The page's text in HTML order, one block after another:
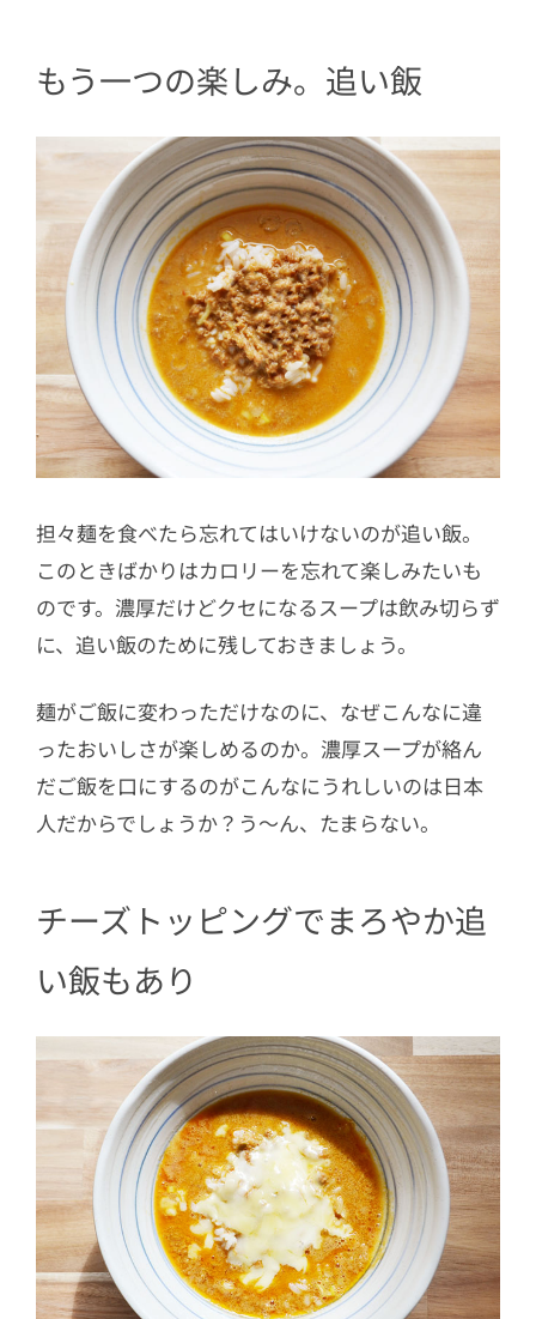
もう一つの楽しみ。追い飯
担々麺を食べたら忘れてはいけないのが追い飯。
このときばかりはカロリーを忘れて楽しみたいも
のです。濃厚だけどクセになるスープは飲み切らず
に、追い飯のために残しておきましょう。
麺がご飯に変わっただけなのに、なぜこんなに違
ったおいしさが楽しめるのか。濃厚スープが絡ん
だご飯を口にするのがこんなにうれしいのは日本
人だからでしょうか？う～ん、たまらない。
チーズトッピングでまろやか追
い飯もあり